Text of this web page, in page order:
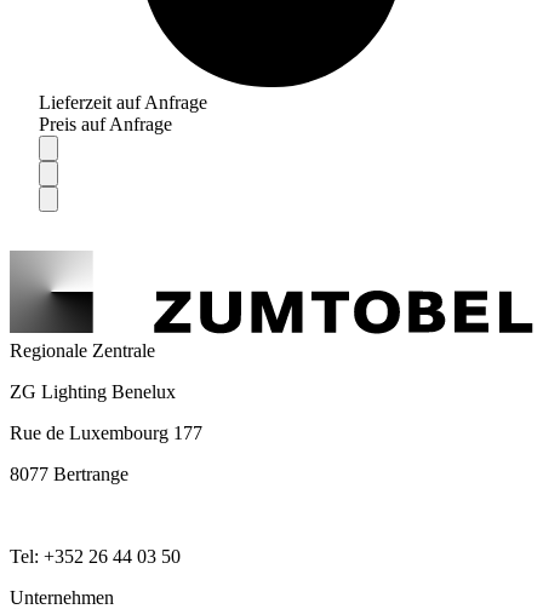
Lieferzeit auf Anfrage
Preis auf Anfrage
Regionale Zentrale
ZG Lighting Benelux
Rue de Luxembourg 177
8077 Bertrange
Tel: +352 26 44 03 50
Unternehmen